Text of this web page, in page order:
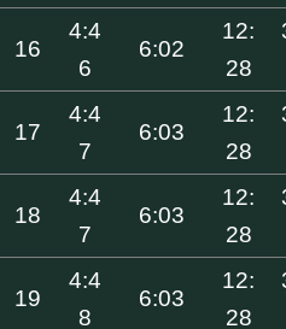
16
4:4
6
6:02
12:
28
17
4:4
7
6:03
12:
28
18
4:4
7
6:03
12:
28
19
4:4
8
6:03
12:
28